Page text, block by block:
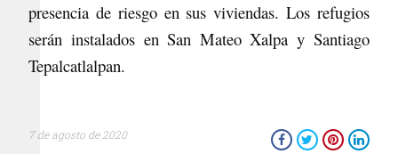
presencia de riesgo en sus viviendas. Los refugios
serán instalados en San Mateo Xalpa y Santiago
Tepalcatlalpan.
7 de agosto de 2020